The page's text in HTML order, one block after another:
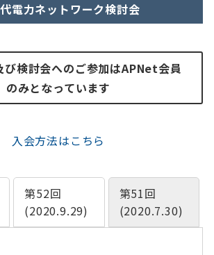
電力ネットワーク検討会
検討会へのご参加はAPNet会員
のみとなっています
入会方法はこちら
第52回
(2020.9.29)
第51回
(2020.7.30)